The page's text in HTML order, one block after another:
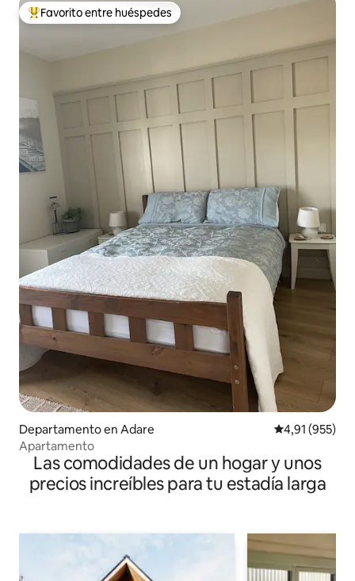
Favorito entre los huéspedes más destacados
Favorito entre huéspedes
Departamento en Adare Calificación
4,91 (955)
Apartamento
Las comodidades de un hogar y unos
precios increíbles para tu estadía larga